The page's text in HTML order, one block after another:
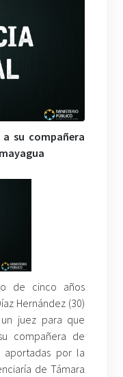
su compañera
de cinco años
Hernández (30)
juez para que
compañera de
por la
de Támara